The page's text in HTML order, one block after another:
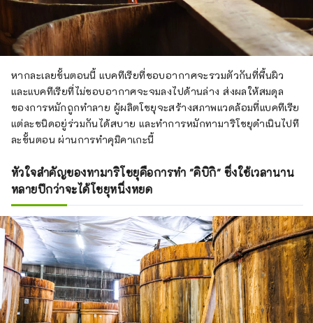
หากละเลยขั้นตอนนี้ แบคทีเรียที่ชอบอากาศจะรวมตัวกันที่พื้นผิว
และแบคทีเรียที่ไม่ชอบอากาศจะจมลงไปด้านล่าง ส่งผลให้สมดุล
ของการหมักถูกทำลาย ผู้ผลิตโชยุจะสร้างสภาพแวดล้อมที่แบคทีเรีย
แต่ละชนิดอยู่ร่วมกันได้สบาย และทำการหมักทามาริโชยุดำเนินไปที
ละขั้นตอน ผ่านการทำคุมิคาเกะนี้
หัวใจสำคัญของทามาริโชยุคือการทำ "คิบิกิ" ซึ่งใช้เวลานาน
หลายปีกว่าจะได้โชยุหนึ่งหยด